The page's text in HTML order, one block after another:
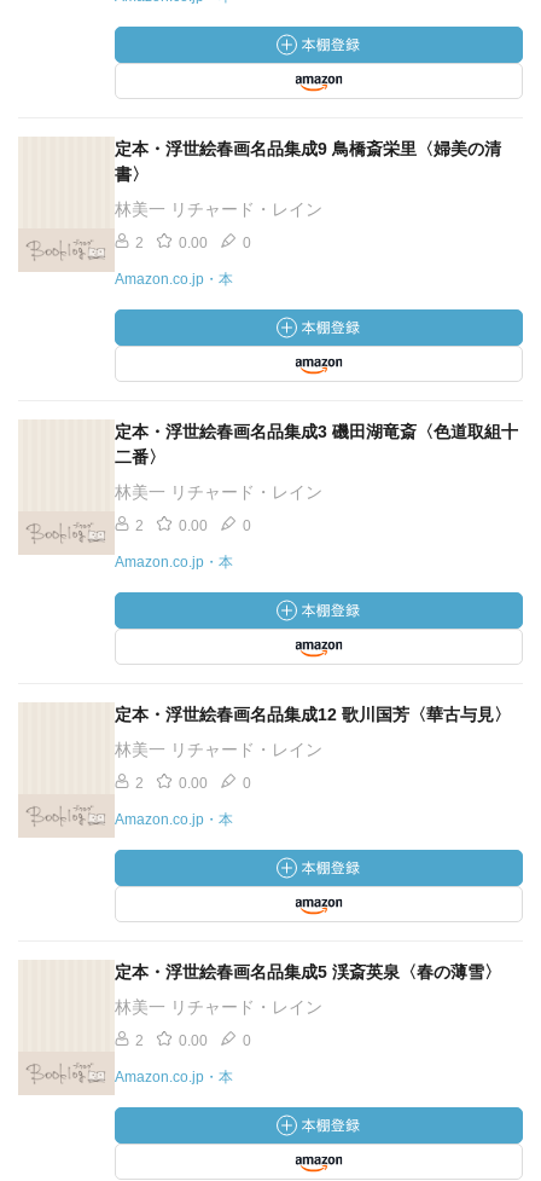
定本・浮世絵春画名品集成9 鳥橋斎栄里〈婦美の清
書〉
林美一 リチャード・レイン
2 0.00 0
Amazon.co.jp・本
定本・浮世絵春画名品集成3 磯田湖竜斎〈色道取組十
二番〉
林美一 リチャード・レイン
2 0.00 0
Amazon.co.jp・本
定本・浮世絵春画名品集成12 歌川国芳〈華古与見〉
林美一 リチャード・レイン
2 0.00 0
Amazon.co.jp・本
定本・浮世絵春画名品集成5 渓斎英泉〈春の薄雪〉
林美一 リチャード・レイン
2 0.00 0
Amazon.co.jp・本